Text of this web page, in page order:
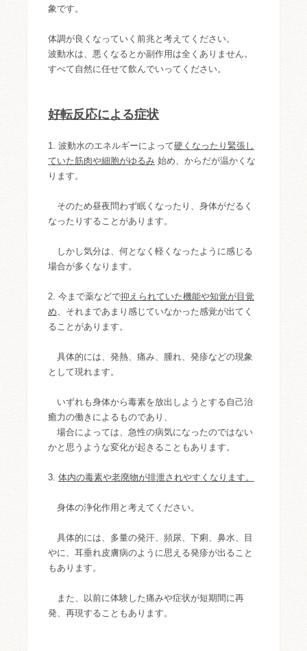
象です。
体調が良くなっていく前兆と考えてください。
波動水は、悪くなるとか副作用は全くありません。
すべて自然に任せて飲んでいってください。
好転反応による症状
1. 波動水のエネルギーによって硬くなったり緊張し
ていた筋肉や細胞がゆるみ 始め、からだが温かくな
ります。
そのため昼夜問わず眠くなったり、身体がだるく
なったりすることがあります。
しかし気分は、何となく軽くなったように感じる
場合が多くなります。
2. 今まで薬などで抑えられていた機能や知覚が目覚
め、それまであまり感じていなかった感覚が出てく
ることがあります。
具体的には、発熱、痛み、腫れ、発疹などの現象
として現れます。
いずれも身体から毒素を放出しようとする自己治
癒力の働きによるものであり、
場合によっては、急性の病気になったのではない
かと思うような変化が起きることもあります。
3. 体内の毒素や老廃物が排泄されやすくなります。
身体の浄化作用と考えてください。
具体的には、多量の発汗、頻尿、下痢、鼻水、目
やに、耳垂れ皮膚病のように思える発疹が出ること
もあります。
また、以前に体験した痛みや症状が短期間に再
発、再現することもあります。